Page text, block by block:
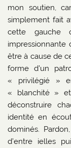
mon soutien,
simplement fait
cette gauche
impressionnante
être à cause de
forme d’un
« privilégié »
« blanchité »
déconstruire
identité en
dominés.
d’entre ielles